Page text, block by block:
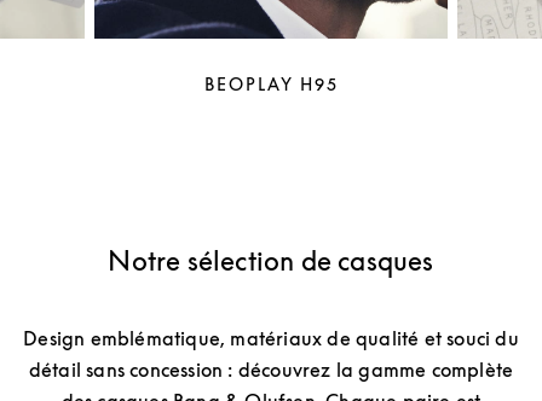
BEOPLAY H95
Notre sélection de casques
Design emblématique, matériaux de qualité et souci du
détail sans concession : découvrez la gamme complète